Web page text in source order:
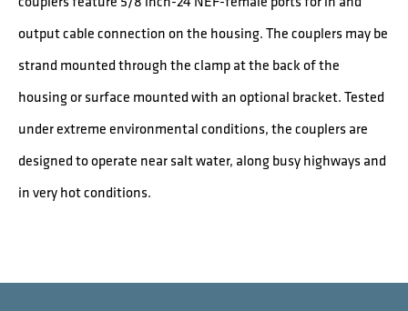
output cable connection on the housing. The couplers may be
strand mounted through the clamp at the back of the
housing or surface mounted with an optional bracket. Tested
under extreme environmental conditions, the couplers are
designed to operate near salt water, along busy highways and
in very hot conditions.